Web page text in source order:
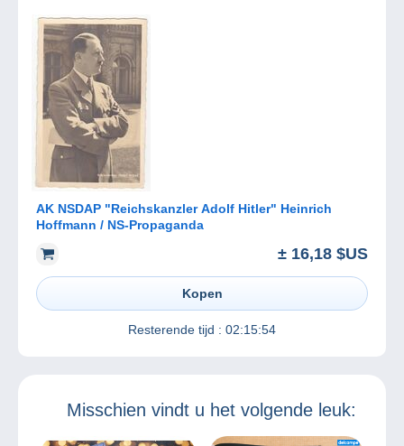
AK NSDAP "Reichskanzler Adolf Hitler" Heinrich
Hoffmann / NS-Propaganda
± 16,18 $US
Kopen
Resterende tijd : 02:15:54
Misschien vindt u het volgende leuk: